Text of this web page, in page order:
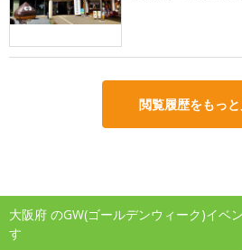
閲覧履歴をもっ
大阪府 のGW(ゴールデンウィーク)イベ
す